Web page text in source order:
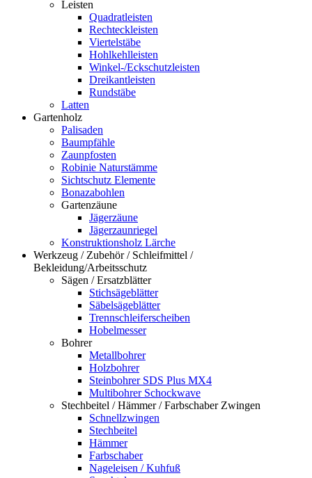
Leisten
Quadratleisten
Rechteckleisten
Viertelstäbe
Hohlkehlleisten
Winkel-/Eckschutzleisten
Dreikantleisten
Rundstäbe
Latten
Gartenholz
Palisaden
Baumpfähle
Zaunpfosten
Robinie Naturstämme
Sichtschutz Elemente
Bonazabohlen
Gartenzäune
Jägerzäune
Jägerzaunriegel
Konstruktionsholz Lärche
Werkzeug / Zubehör / Schleifmittel /
Bekleidung/Arbeitsschutz
Sägen / Ersatzblätter
Stichsägeblätter
Säbelsägeblätter
Trennschleiferscheiben
Hobelmesser
Bohrer
Metallbohrer
Holzbohrer
Steinbohrer SDS Plus MX4
Multibohrer Schockwave
Stechbeitel / Hämmer / Farbschaber Zwingen
Schnellzwingen
Stechbeitel
Hämmer
Farbschaber
Nageleisen / Kuhfuß